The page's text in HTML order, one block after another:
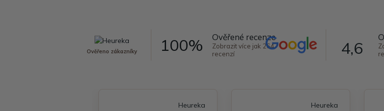
Ověřeno zákazníky 100% Ověřené recenze
Zobrazit více jak 264
recenzí
4,6
Heureka Heureka